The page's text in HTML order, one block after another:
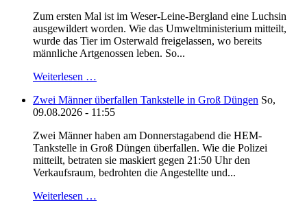
Zum ersten Mal ist im Weser-Leine-Bergland eine Luchsin
ausgewildert worden. Wie das Umweltministerium mitteilt,
wurde das Tier im Osterwald freigelassen, wo bereits
männliche Artgenossen leben. So...
Weiterlesen …
Zwei Männer überfallen Tankstelle in Groß Düngen So,
09.08.2026 - 11:55
Zwei Männer haben am Donnerstagabend die HEM-
Tankstelle in Groß Düngen überfallen. Wie die Polizei
mitteilt, betraten sie maskiert gegen 21:50 Uhr den
Verkaufsraum, bedrohten die Angestellte und...
Weiterlesen …